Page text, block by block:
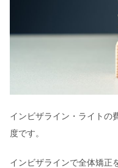
インビザライン・ライトの
度です。
インビザラインで全体矯正